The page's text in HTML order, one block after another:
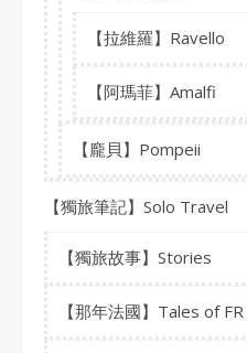
【拉維羅】Ravello
【阿瑪菲】Amalfi
【龐貝】Pompeii
【獨旅筆記】Solo Travel
【獨旅故事】Stories
【那年法國】Tales of FR